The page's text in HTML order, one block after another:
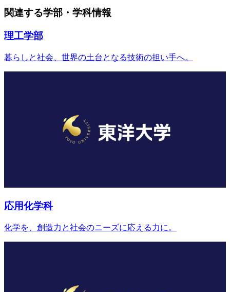
関連する学部・学科情報
理工学部
暮らしと社会、世界の土台となる技術の担い手へ。
応用化学科
化学を、創造力と社会のニーズに応える力に。